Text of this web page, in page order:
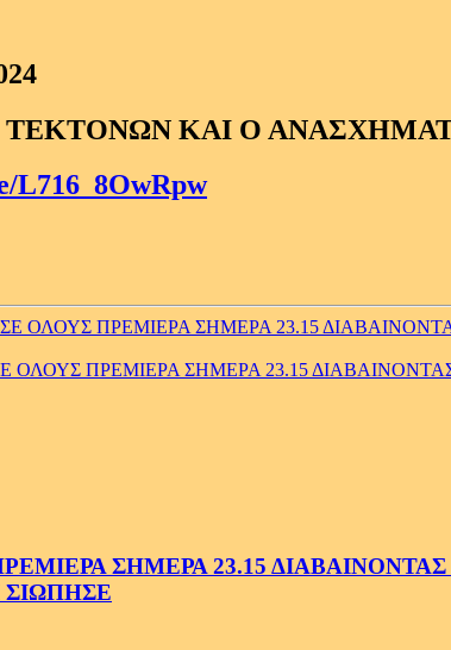
ΚΑΙ Ο
L716_8OwRpw
ΠΡΕΜΙΕΡΑ ΣΗΜΕΡΑ 23.15
ΠΡΕΜΙΕΡΑ ΣΗΜΕΡΑ 23.15
ΣΗΜΕΡΑ 23.15 ΔΙΑΒΑΙΝΟΝΤΑΣ
ΣΙΩΠΗΣΕ